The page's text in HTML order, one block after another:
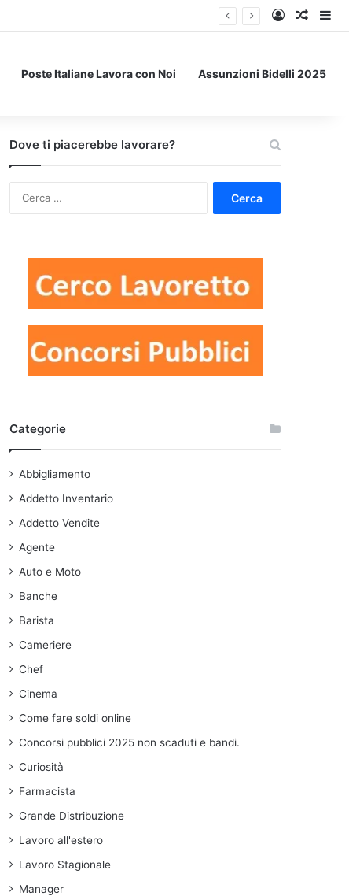
Accedi
Un
Poste Italiane Lavora con Noi Assunzioni Bidelli 2025
Dove ti piacerebbe lavorare?
Categorie
Abbigliamento
Addetto Inventario
Addetto Vendite
Agente
Auto e Moto
Banche
Barista
Cameriere
Chef
Cinema
Come fare soldi online
Concorsi pubblici 2025 non scaduti e bandi.
Curiosità
Farmacista
Grande Distribuzione
Lavoro all'estero
Lavoro Stagionale
Manager